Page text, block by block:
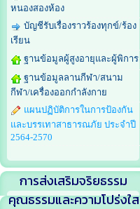
หนองสองห้อง
บัญชีรับเรื่องราวร้องทุกข์/ร้อง
เรียน
ฐานข้อมูลผู้สูงอายุและผู้พิการ
ฐานข้อมูลลานกีฬา/สนาม
กีฬา/เครื่องออกกำลังกาย
แผนปฏิบัติการในการป้องกัน
และบรรเทาสาธารณภัย ประจำปี
2564-2570
การส่งเสริมจริยธรรม
คุณธรรมและความโปร่งใส